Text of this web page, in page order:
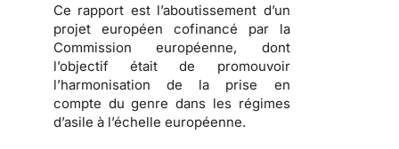
Ce rapport est l’aboutissement d’un
projet européen cofinancé par la
Commission européenne, dont
l’objectif était de promouvoir
l’harmonisation de la prise en
compte du genre dans les régimes
d’asile à l’échelle européenne.